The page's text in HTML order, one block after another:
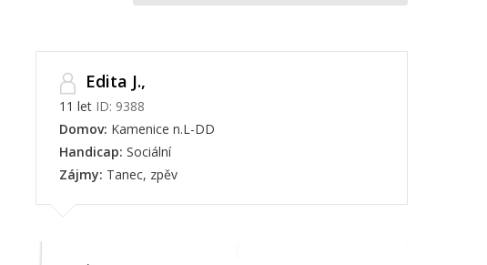
Edita J.,
11 let ID: 9388
Domov: Kamenice n.L-DD
Handicap: Sociální
Zájmy: Tanec, zpěv